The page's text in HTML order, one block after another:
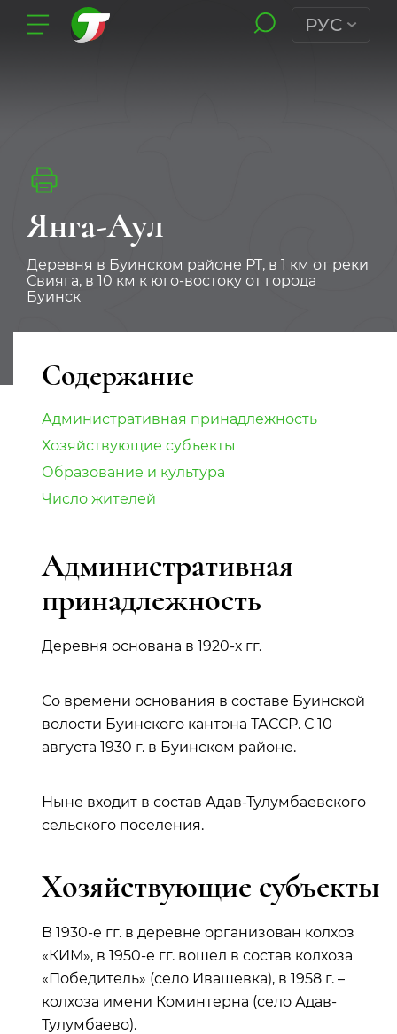
РУС
Янга-Аул
Деревня в Буинском районе РТ, в 1 км от реки
Свияга, в 10 км к юго-востоку от города
Буинск
Содержание
Административная принадлежность
Хозяйствующие субъекты
Образование и культура
Число жителей
Административная
принадлежность
Деревня основана в 1920-х гг.
Со времени основания в составе Буинской
волости Буинского кантона ТАССР. С 10
августа 1930 г. в Буинском районе.
Ныне входит в состав Адав-Тулумбаевского
сельского поселения.
Хозяйствующие субъекты
В 1930-е гг. в деревне организован колхоз
«КИМ», в 1950-е гг. вошел в состав колхоза
«Победитель» (село Ивашевка), в 1958 г. –
колхоза имени Коминтерна (село Адав-
Тулумбаево).